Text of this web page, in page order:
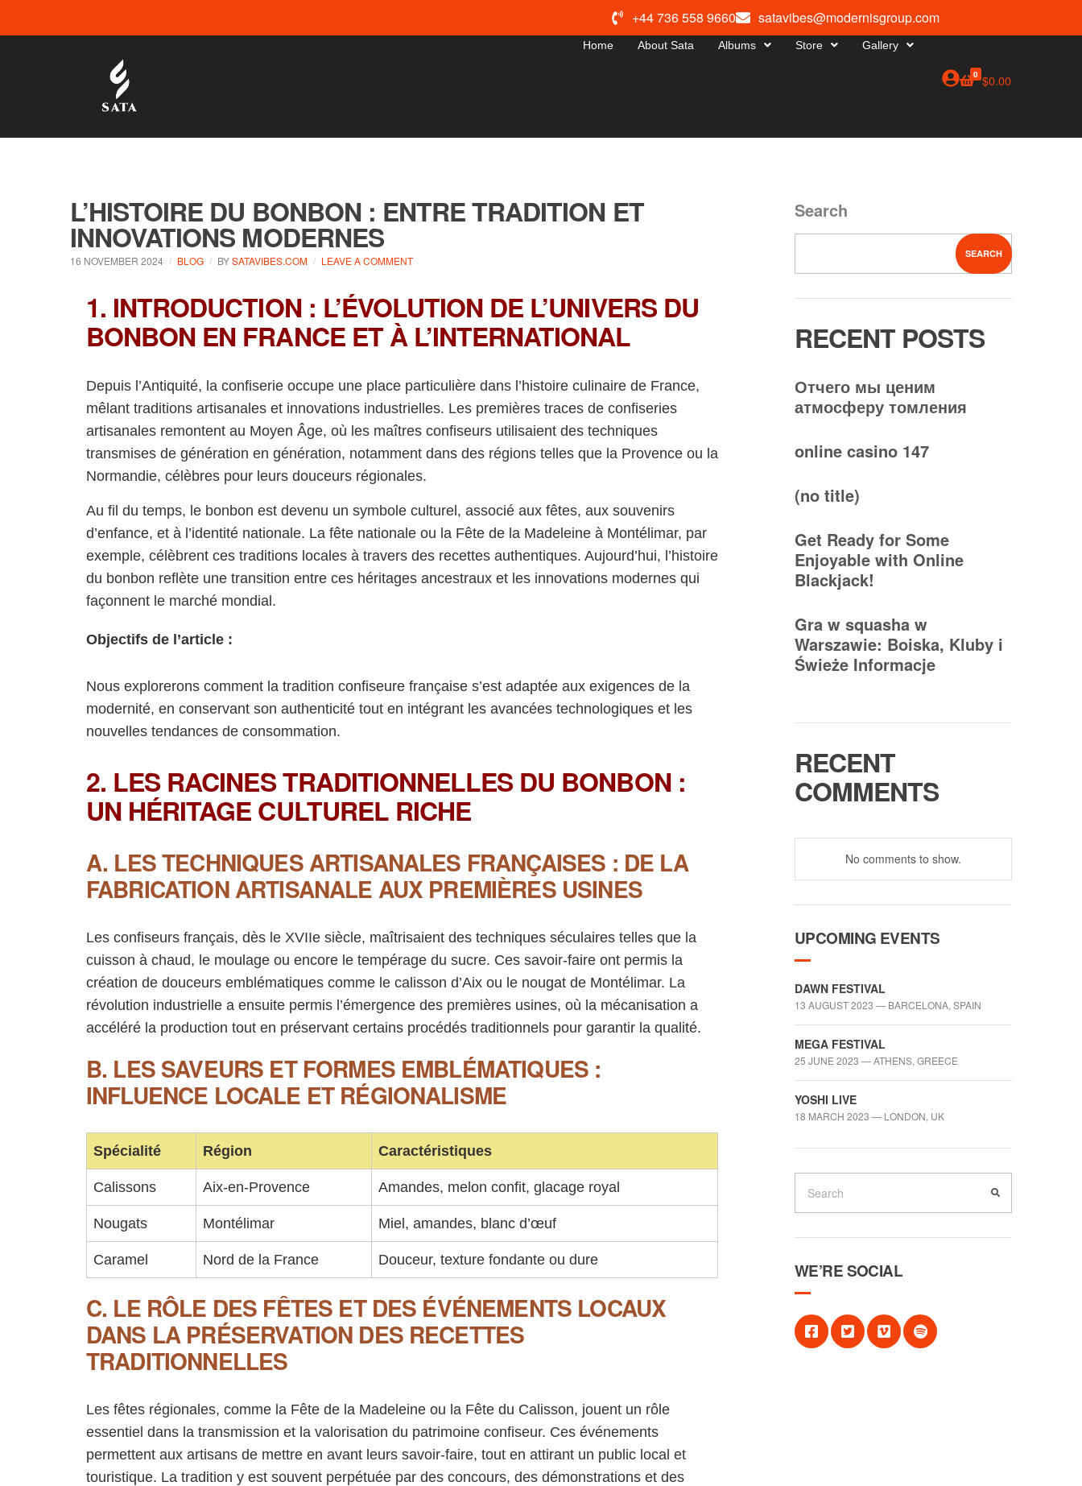
+44 736 558 9660 satavibes@modernisgroup.com
Home About Sata Albums Store Gallery
0 $0.00
L’HISTOIRE DU BONBON : ENTRE TRADITION ET
INNOVATIONS MODERNES
16 NOVEMBER 2024 BLOG BYSATAVIBES.COM LEAVE A COMMENT
1. INTRODUCTION : L’ÉVOLUTION DE L’UNIVERS DU
BONBON EN FRANCE ET À L’INTERNATIONAL
Depuis l’Antiquité, la confiserie occupe une place particulière dans l’histoire culinaire de France,
mêlant traditions artisanales et innovations industrielles. Les premières traces de confiseries
artisanales remontent au Moyen Âge, où les maîtres confiseurs utilisaient des techniques
transmises de génération en génération, notamment dans des régions telles que la Provence ou la
Normandie, célèbres pour leurs douceurs régionales.
Au fil du temps, le bonbon est devenu un symbole culturel, associé aux fêtes, aux souvenirs
d’enfance, et à l’identité nationale. La fête nationale ou la Fête de la Madeleine à Montélimar, par
exemple, célèbrent ces traditions locales à travers des recettes authentiques. Aujourd’hui, l’histoire
du bonbon reflète une transition entre ces héritages ancestraux et les innovations modernes qui
façonnent le marché mondial.
Objectifs de l’article :
Nous explorerons comment la tradition confiseure française s’est adaptée aux exigences de la
modernité, en conservant son authenticité tout en intégrant les avancées technologiques et les
nouvelles tendances de consommation.
2. LES RACINES TRADITIONNELLES DU BONBON :
UN HÉRITAGE CULTUREL RICHE
A. LES TECHNIQUES ARTISANALES FRANÇAISES : DE LA
FABRICATION ARTISANALE AUX PREMIÈRES USINES
Les confiseurs français, dès le XVIIe siècle, maîtrisaient des techniques séculaires telles que la
cuisson à chaud, le moulage ou encore le tempérage du sucre. Ces savoir-faire ont permis la
création de douceurs emblématiques comme le calisson d’Aix ou le nougat de Montélimar. La
révolution industrielle a ensuite permis l’émergence des premières usines, où la mécanisation a
accéléré la production tout en préservant certains procédés traditionnels pour garantir la qualité.
B. LES SAVEURS ET FORMES EMBLÉMATIQUES :
INFLUENCE LOCALE ET RÉGIONALISME
Spécialité Région Caractéristiques
Calissons Aix-en-Provence Amandes, melon confit, glacage royal
Nougats Montélimar Miel, amandes, blanc d’œuf
Caramel Nord de la France Douceur, texture fondante ou dure
C. LE RÔLE DES FÊTES ET DES ÉVÉNEMENTS LOCAUX
DANS LA PRÉSERVATION DES RECETTES
TRADITIONNELLES
Les fêtes régionales, comme la Fête de la Madeleine ou la Fête du Calisson, jouent un rôle
essentiel dans la transmission et la valorisation du patrimoine confiseur. Ces événements
permettent aux artisans de mettre en avant leurs savoir-faire, tout en attirant un public local et
touristique. La tradition y est souvent perpétuée par des concours, des démonstrations et des
Search
SEARCH
RECENT POSTS
Отчего мы ценим
атмосферу томления
online casino 147
(no title)
Get Ready for Some
Enjoyable with Online
Blackjack!
Gra w squasha w
Warszawie: Boiska, Kluby i
Świeże Informacje
RECENT
COMMENTS
No comments to show.
UPCOMING EVENTS
DAWN FESTIVAL
13 AUGUST 2023 — BARCELONA, SPAIN
MEGA FESTIVAL
25 JUNE 2023 — ATHENS, GREECE
YOSHI LIVE
18 MARCH 2023 — LONDON, UK
WE’RE SOCIAL